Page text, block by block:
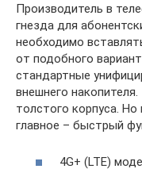
Производитель в
гнезда для
необходимо
от подобного
стандартные
внешнего
толстого корпуса.
главное – быстрый
4G+ (LTE)